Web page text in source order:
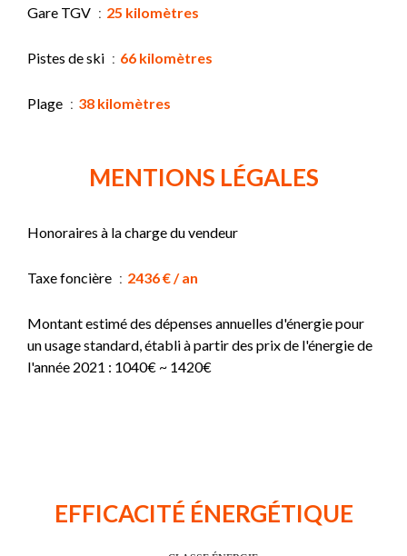
Gare TGV 25 kilomètres
Pistes de ski 66 kilomètres
Plage 38 kilomètres
MENTIONS LÉGALES
Honoraires à la charge du vendeur
Taxe foncière 2436 € / an
Montant estimé des dépenses annuelles d'énergie pour
un usage standard, établi à partir des prix de l'énergie de
l'année 2021 : 1040€ ~ 1420€
EFFICACITÉ ÉNERGÉTIQUE